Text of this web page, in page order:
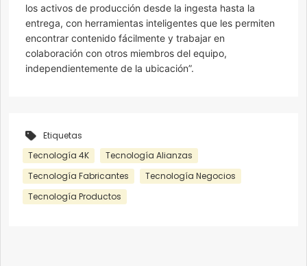
los activos de producción desde la ingesta hasta la
entrega, con herramientas inteligentes que les permiten
encontrar contenido fácilmente y trabajar en
colaboración con otros miembros del equipo,
independientemente de la ubicación”.
Etiquetas
Tecnología 4K
Tecnología Alianzas
Tecnología Fabricantes
Tecnología Negocios
Tecnología Productos